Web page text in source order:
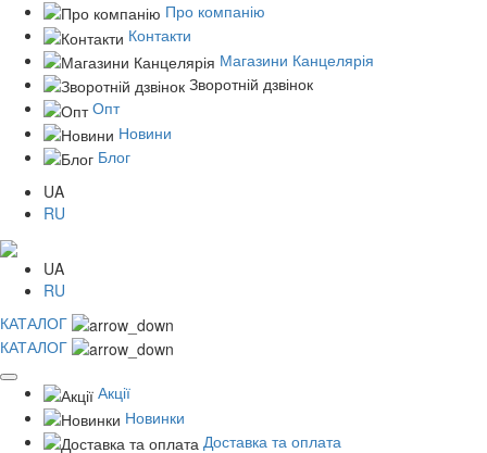
Про компанію
Контакти
Магазини Канцелярія
Зворотній дзвінок
Опт
Новини
Блог
UA
RU
UA
RU
КАТАЛОГ
КАТАЛОГ
Акції
Новинки
Доставка та оплата